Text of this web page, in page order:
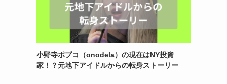
小野寺ポプコ（onodela）の現在はNY投資
家！？元地下アイドルからの転身ストーリー